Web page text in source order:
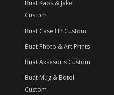
Buat Kaos & Jaket
Custom
Buat Case HP Custom
Buat Photo & Art Prints
Buat Aksesoris Custom
Buat Mug & Botol
Custom